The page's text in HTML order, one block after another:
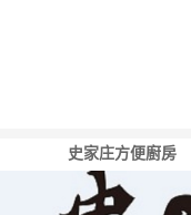
史家庄方便廚房